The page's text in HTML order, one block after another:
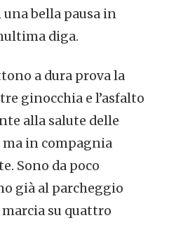
bella pausa in
diga.
a dura prova la
ginocchia e l’asfalto
alla salute delle
in compagnia
Sono da poco
già al parcheggio
su quattro